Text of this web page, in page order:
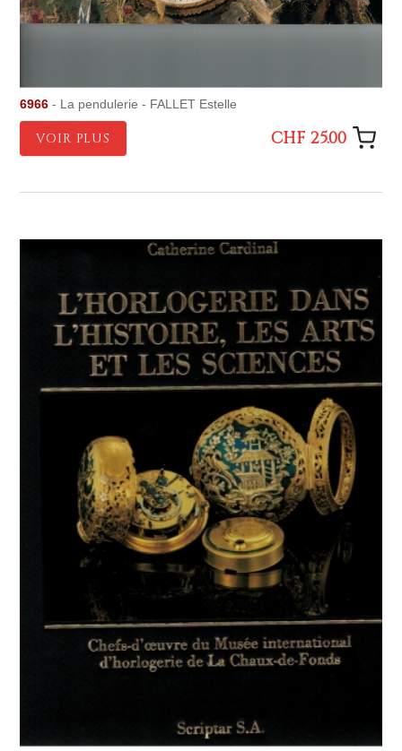
6966 - La pendulerie - FALLET Estelle
VOIR PLUS CHF 25.00